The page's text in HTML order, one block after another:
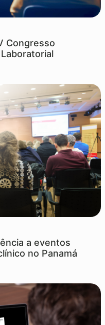
Congresso
a eventos
no Panamá